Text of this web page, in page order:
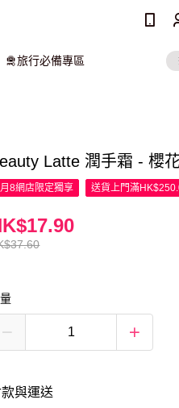
🛅旅行必備專區
Latte 潤手霜 - 櫻
8網店限定獨享 送貨上門滿
與運送